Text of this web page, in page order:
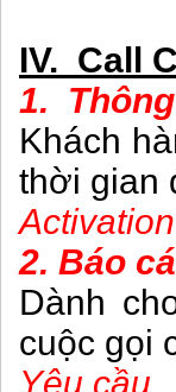
IV. Call
1.
Khách
thời gian
2. Báo
Dành
cuộc gọi
Yêu cầu